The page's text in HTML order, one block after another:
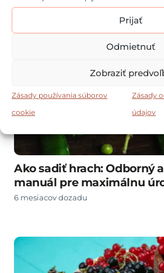
Prijať
Odmietnuť
Zobraziť
Zásady používania súborov
cookie
Zásady
údajov
Ako sadiť hrach: Odborný
manuál pre maximálnu
6 mesiacov dozadu